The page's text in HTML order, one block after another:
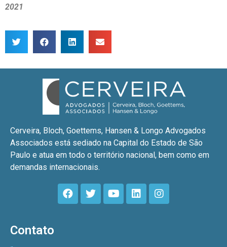
2021
Cerveira, Bloch, Goettems, Hansen & Longo Advogados
Associados está sediado na Capital do Estado de São
Paulo e atua em todo o território nacional, bem como em
demandas internacionais.
Contato